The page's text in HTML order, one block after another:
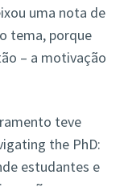
uma nota de
tema, porque
– a motivação
teve
the PhD:
estudantes e